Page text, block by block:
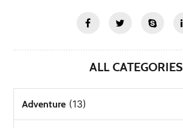
ALL CATEGORIES
Adventure (13)